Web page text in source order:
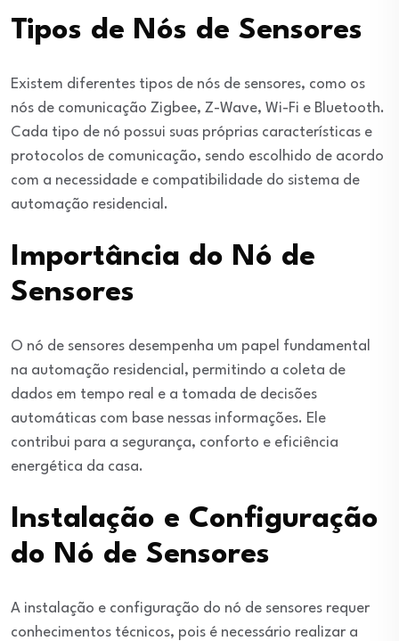
Tipos de Nós de Sensores
Existem diferentes tipos de nós de sensores, como os
nós de comunicação Zigbee, Z-Wave, Wi-Fi e Bluetooth.
Cada tipo de nó possui suas próprias características e
protocolos de comunicação, sendo escolhido de acordo
com a necessidade e compatibilidade do sistema de
automação residencial.
Importância do Nó de
Sensores
O nó de sensores desempenha um papel fundamental
na automação residencial, permitindo a coleta de
dados em tempo real e a tomada de decisões
automáticas com base nessas informações. Ele
contribui para a segurança, conforto e eficiência
energética da casa.
Instalação e Configuração
do Nó de Sensores
A instalação e configuração do nó de sensores requer
conhecimentos técnicos, pois é necessário realizar a